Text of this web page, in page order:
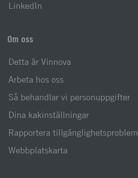
LinkedIn
Om oss
Detta är Vinnova
Arbeta hos oss
Så behandlar vi personuppgifter
Dina kakinställningar
Rapportera tillgänglighetsproblem
Webbplatskarta